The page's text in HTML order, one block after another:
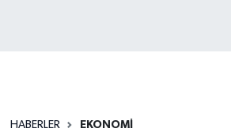
HABERLER EKONOMİ